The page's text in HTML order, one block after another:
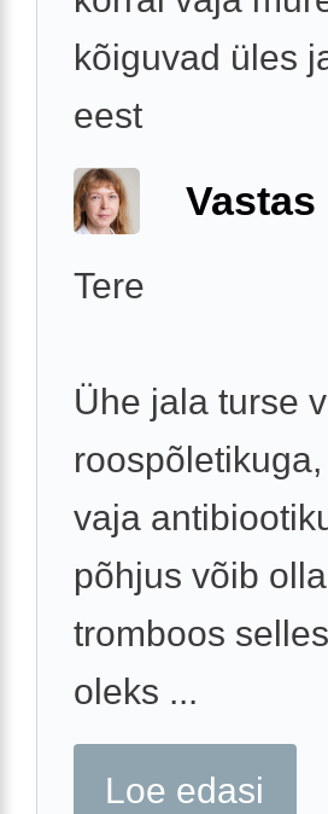
kõiguvad üles
eest
Tere
Ühe jala turse
vaja
põhjus võib
tromboos
oleks ...
Loe edasi